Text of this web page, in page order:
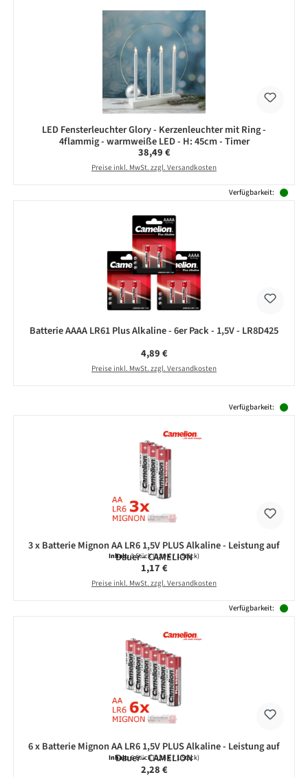
LED Fensterleuchter Glory - Kerzenleuchter mit Ring -
4flammig - warmweiße LED - H: 45cm - Timer
Regulärer Preis:
38,49 €
Preise inkl. MwSt. zzgl. Versandkosten
Verfügbarkeit:
Batterie AAAA LR61 Plus Alkaline - 6er Pack - 1,5V - LR8D425
Regulärer Preis:
4,89 €
Preise inkl. MwSt. zzgl. Versandkosten
Verfügbarkeit:
3 x Batterie Mignon AA LR6 1,5V PLUS Alkaline - Leistung auf
Dauer - CAMELION
Inhalt:3 Stück(0,39 € / 1 Stück)
Regulärer Preis:
1,17 €
Preise inkl. MwSt. zzgl. Versandkosten
Verfügbarkeit:
6 x Batterie Mignon AA LR6 1,5V PLUS Alkaline - Leistung auf
Dauer - CAMELION
Inhalt:6 Stück(0,38 € / 1 Stück)
Regulärer Preis:
2,28 €